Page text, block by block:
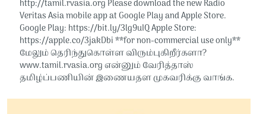
http://tamil.rvasia.org Please download the new Radio
Veritas Asia mobile app at Google Play and Apple Store.
Google Play: https://bit.ly/3lg9uIQ Apple Store:
https://apple.co/3jakDbi​​ **for non-commercial use only**
மேலும் தெரிந்துகொள்ள விரும்புகிறீர்களா?
www.tamil.rvasia.org என்னும் வேரித்தாஸ்
தமிழ்ப்பணியின் இணையதள முகவரிக்கு வாங்க.